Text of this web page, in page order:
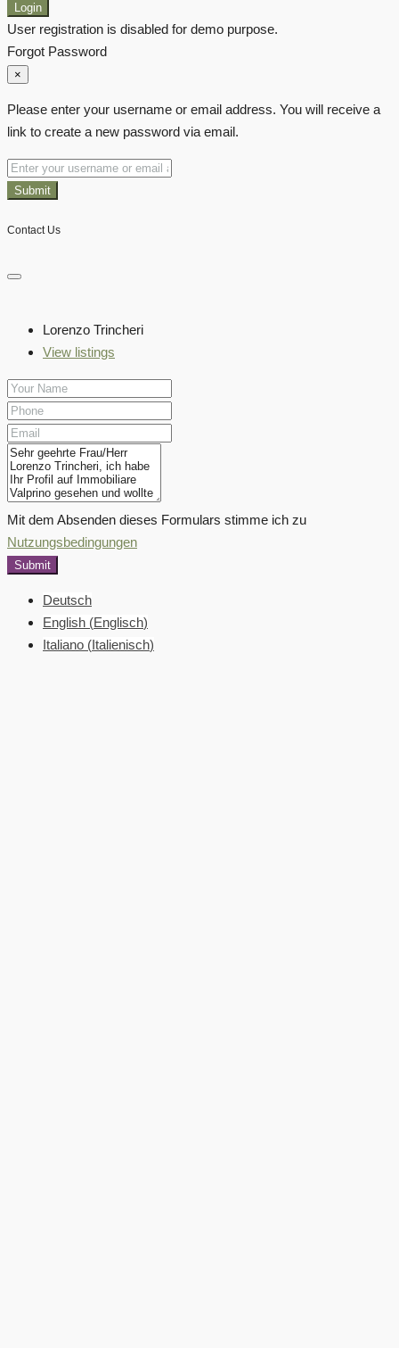
Login
User registration is disabled for demo purpose.
Forgot Password
×
Please enter your username or email address. You will receive a
link to create a new password via email.
Submit
Contact Us
Lorenzo Trincheri
View listings
Mit dem Absenden dieses Formulars stimme ich zu
Nutzungsbedingungen
Submit
Deutsch
English (Englisch)
Italiano (Italienisch)